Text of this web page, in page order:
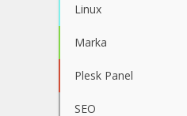
Linux
Marka
Plesk Panel
SEO